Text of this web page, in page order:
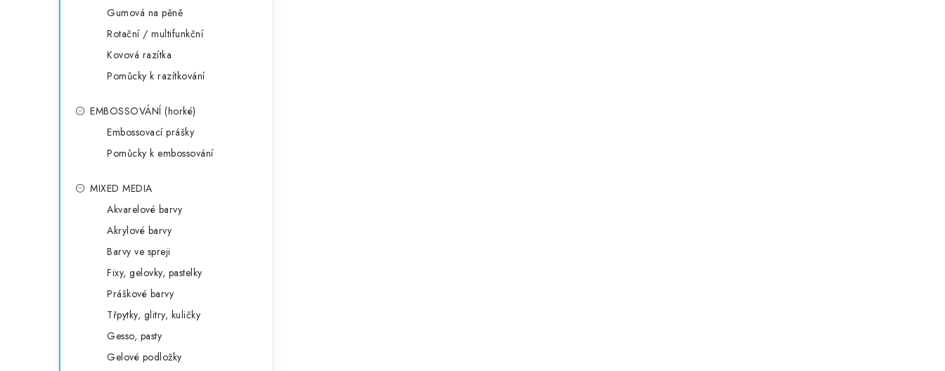
Gumová na pěně
Rotační / multifunkční
Kovová razítka
Pomůcky k razítkování
EMBOSSOVÁNÍ (horké)
Embossovací prášky
Pomůcky k embossování
MIXED MEDIA
Akvarelové barvy
Akrylové barvy
Barvy ve spreji
Fixy, gelovky, pastelky
Práškové barvy
Třpytky, glitry, kuličky
Gesso, pasty
Gelové podložky